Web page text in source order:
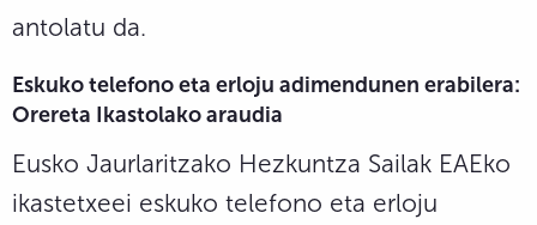
antolatu da.
Eskuko telefono eta erloju adimendunen erabilera:
Orereta Ikastolako araudia
Eusko Jaurlaritzako Hezkuntza Sailak EAEko
ikastetxeei eskuko telefono eta erloju